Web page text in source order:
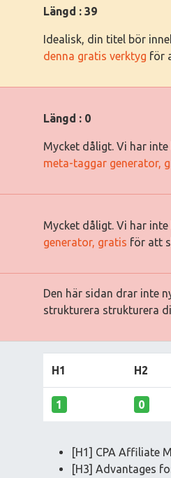
Längd : 39
Idealisk, din titel bör
denna gratis verktyg för
Längd : 0
Mycket dåligt. Vi har
meta-taggar generator,
Mycket dåligt. Vi har
generator, gratis för att
Den här sidan drar inte
strukturera strukturera
H1 H2
1 0
[H1] CPA Affiliate
[H3] Advantages